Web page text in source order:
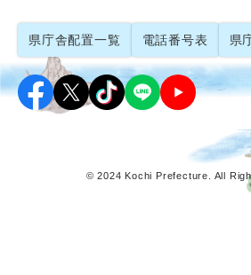
県庁舎配置一覧 電話番号表 県
© 2024 Kochi Prefecture. All